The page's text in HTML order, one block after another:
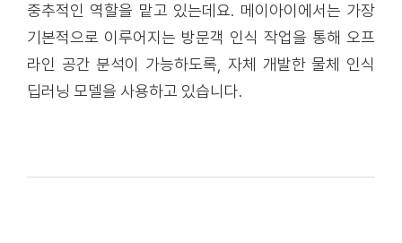
중추적인 역할을 맡고 있는데요. 메이아이에서는 가장
기본적으로 이루어지는 방문객 인식 작업을 통해 오프
라인 공간 분석이 가능하도록, 자체 개발한 물체 인식
딥러닝 모델을 사용하고 있습니다.